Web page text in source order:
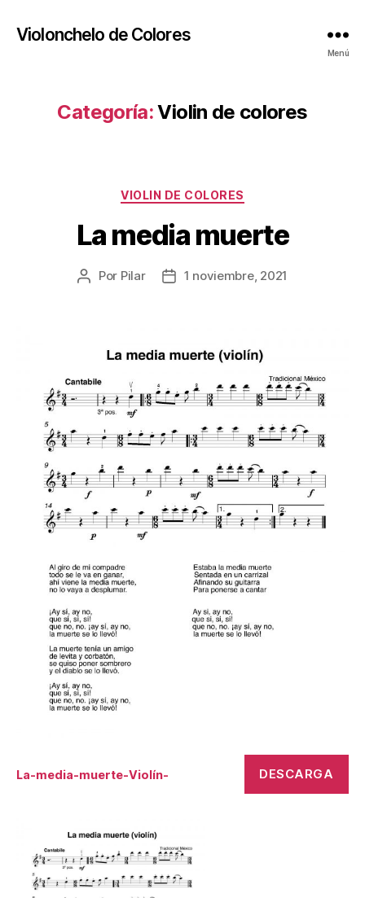
Violonchelo de Colores
Menú
Categoría:Violin de colores
Categorías
VIOLIN DE COLORES
La media muerte
Autor
Por Pilar
Fecha1 noviembre, 2021
La-media-muerte-Violín- DESCARGA